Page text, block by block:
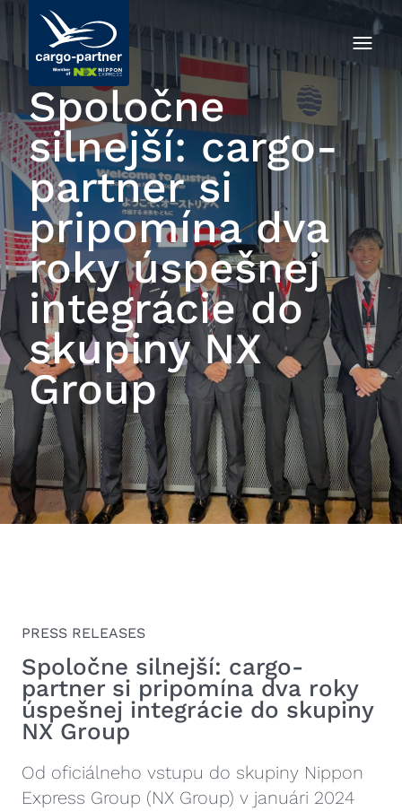
Spoločne
silnejší: cargo-
partner si
pripomína dva
roky úspešnej
integrácie do
skupiny NX
Group
PRESS RELEASES
Spoločne silnejší: cargo-
partner si pripomína dva roky
úspešnej integrácie do skupiny
NX Group
Od oficiálneho vstupu do skupiny Nippon
Express Group (NX Group) v januári 2024